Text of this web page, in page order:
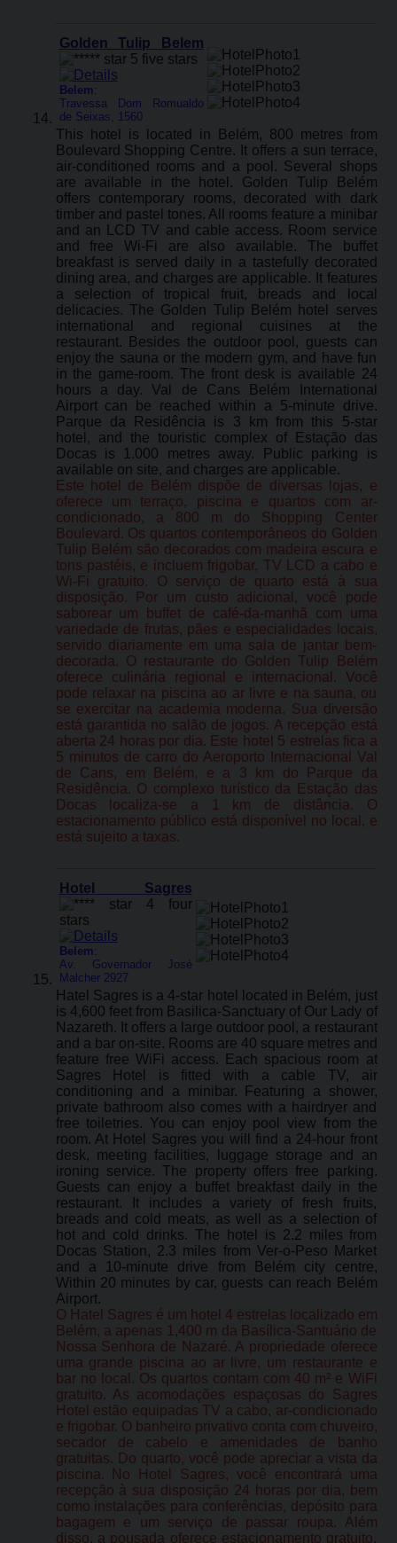
Golden Tulip Belem
Belem:
Travessa Dom Romualdo
de Seixas, 1560
This hotel is located in Belém, 800 metres from
Boulevard Shopping Centre. It offers a sun terrace,
air-conditioned rooms and a pool. Several shops
are available in the hotel. Golden Tulip Belém
offers contemporary rooms, decorated with dark
timber and pastel tones. All rooms feature a minibar
and an LCD TV and cable access. Room service
and free Wi-Fi are also available. The buffet
breakfast is served daily in a tastefully decorated
dining area, and charges are applicable. It features
a selection of tropical fruit, breads and local
delicacies. The Golden Tulip Belém hotel serves
international and regional cuisines at the
restaurant. Besides the outdoor pool, guests can
enjoy the sauna or the modern gym, and have fun
in the game-room. The front desk is available 24
hours a day. Val de Cans Belém International
Airport can be reached within a 5-minute drive.
Parque da Residência is 3 km from this 5-star
hotel, and the touristic complex of Estação das
Docas is 1.000 metres away. Public parking is
available on site, and charges are applicable.
Este hotel de Belém dispõe de diversas lojas, e
oferece um terraço, piscina e quartos com ar-
condicionado, a 800 m do Shopping Center
Boulevard. Os quartos contemporâneos do Golden
Tulip Belém são decorados com madeira escura e
tons pastéis, e incluem frigobar, TV LCD a cabo e
Wi-Fi gratuito. O serviço de quarto está à sua
disposição. Por um custo adicional, você pode
saborear um buffet de café-da-manhã com uma
variedade de frutas, pães e especialidades locais,
servido diariamente em uma sala de jantar bem-
decorada. O restaurante do Golden Tulip Belém
oferece culinária regional e internacional. Você
pode relaxar na piscina ao ar livre e na sauna, ou
se exercitar na academia moderna. Sua diversão
está garantida no salão de jogos. A recepção está
aberta 24 horas por dia. Este hotel 5 estrelas fica a
5 minutos de carro do Aeroporto Internacional Val
de Cans, em Belém, e a 3 km do Parque da
Residência. O complexo turístico da Estação das
Docas localiza-se a 1 km de distância. O
estacionamento público está disponível no local, e
está sujeito a taxas.
Hotel Sagres
Belem:
Av. Governador José
Malcher 2927
Hatel Sagres is a 4-star hotel located in Belém, just
is 4,600 feet from Basilica-Sanctuary of Our Lady of
Nazareth. It offers a large outdoor pool, a restaurant
and a bar on-site. Rooms are 40 square metres and
feature free WiFi access. Each spacious room at
Sagres Hotel is fitted with a cable TV, air
conditioning and a minibar. Featuring a shower,
private bathroom also comes with a hairdryer and
free toiletries. You can enjoy pool view from the
room. At Hotel Sagres you will find a 24-hour front
desk, meeting facilities, luggage storage and an
ironing service. The property offers free parking.
Guests can enjoy a buffet breakfast daily in the
restaurant. It includes a variety of fresh fruits,
breads and cold meats, as well as a selection of
hot and cold drinks. The hotel is 2.2 miles from
Docas Station, 2.3 miles from Ver-o-Peso Market
and a 10-minute drive from Belém city centre,
Within 20 minutes by car, guests can reach Belém
Airport.
O Hatel Sagres é um hotel 4 estrelas localizado em
Belém, a apenas 1,400 m da Basílica-Santuário de
Nossa Senhora de Nazaré. A propriedade oferece
uma grande piscina ao ar livre, um restaurante e
bar no local. Os quartos contam com 40 m² e WiFi
gratuito. As acomodações espaçosas do Sagres
Hotel estão equipadas TV a cabo, ar-condicionado
e frigobar. O banheiro privativo conta com chuveiro,
secador de cabelo e amenidades de banho
gratuitas. Do quarto, você pode apreciar a vista da
piscina. No Hotel Sagres, você encontrará uma
recepção à sua disposição 24 horas por dia, bem
como instalações para conferências, depósito para
bagagem e um serviço de passar roupa. Além
disso, a pousada oferece estacionamento gratuito.